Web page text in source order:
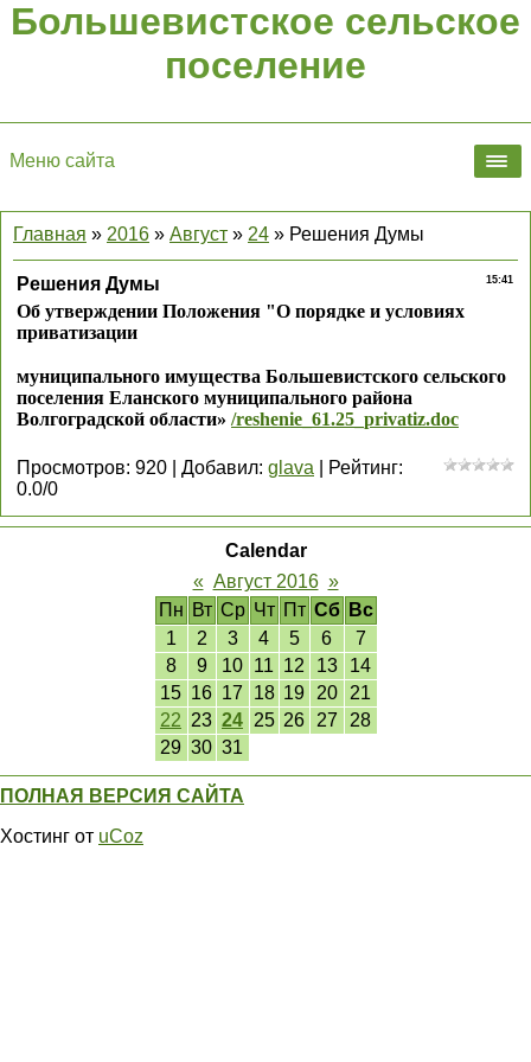
Большевистское сельское
поселение
Меню сайта
Главная » 2016 » Август » 24 » Решения Думы
15:41
Решения Думы
Об утверждении Положения "О порядке и условиях
приватизации
муниципального имущества Большевистского сельского
поселения Еланского муниципального района
Волгоградской области» /reshenie_61.25_privatiz.doc
Просмотров: 920 Добавил: glava Рейтинг:
0.0/0
Calendar
« Август 2016 »
Пн Вт Ср Чт Пт Сб
Вс
1
2 3 4 5 6
7
8
9 10 11 12 13
14
15 16 17 18 19 20
21
22 23 24 25 26 27
28
29 30 31
ПОЛНАЯ ВЕРСИЯ САЙТА
Хостинг от uCoz